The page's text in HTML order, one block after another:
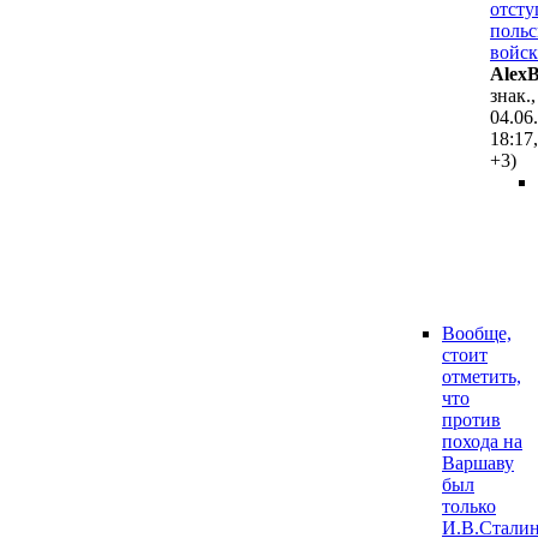
знак.,
18:17,
+3)
Вообще,
стоит
отметить,
что
против
похода на
Варшаву
был
только